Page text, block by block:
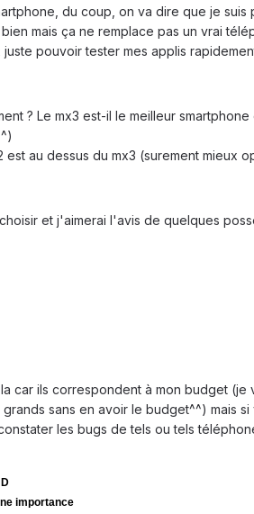
du coup, on va dire que je
mais ça ne remplace pas un vrai
pouvoir tester mes applis
? Le mx3 est-il le meilleur
est au dessus du mx3 (surement mieux
et j'aimerai l'avis de quelques
car ils correspondent à mon budget
sans en avoir le budget^^) mais
les bugs de tels ou tels
importance